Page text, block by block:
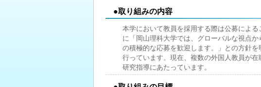
●取り組みの内容
本学において教員を採用する際は公募によ
に「岡山理科大学では、グローバルな視点
の積極的な応募を歓迎します。」との方針
行っています。現在、複数の外国人教員が
研究指導にあたっています。